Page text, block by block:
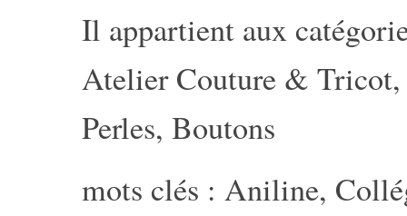
Il appartient aux
Atelier Couture & Tricot
Perles, Boutons
mots clés : Aniline,